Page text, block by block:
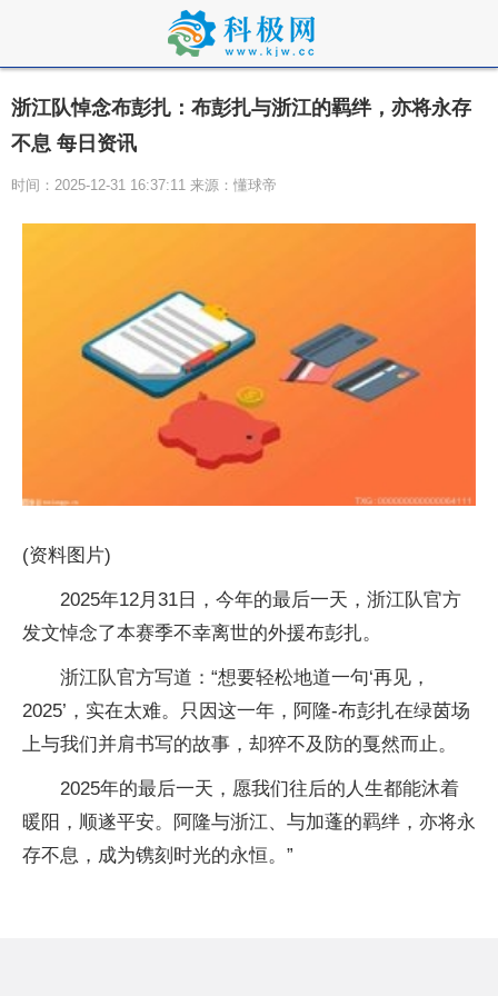
浙江队悼念布彭扎：布彭扎与浙江的羁绊，亦将永存
不息 每日资讯
时间：2025-12-31 16:37:11 来源：懂球帝
(资料图片)
2025年12月31日，今年的最后一天，浙江队官方
发文悼念了本赛季不幸离世的外援布彭扎。
浙江队官方写道：“想要轻松地道一句‘再见，
2025’，实在太难。只因这一年，阿隆-布彭扎在绿茵场
上与我们并肩书写的故事，却猝不及防的戛然而止。
2025年的最后一天，愿我们往后的人生都能沐着
暖阳，顺遂平安。阿隆与浙江、与加蓬的羁绊，亦将永
存不息，成为镌刻时光的永恒。”